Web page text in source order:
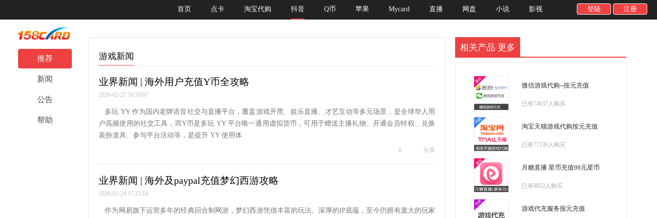
首页 点卡 淘宝代购 抖音 Q币 苹果 Mycard 直播 网盘 小说 影视 登陆 注册
推荐
新闻
公告
帮助
游戏新闻
业界新闻 | 海外用户充值Y币全攻略
2026-02-27 16:59:07
多玩 YY 作为国内老牌语音社交与直播平台，覆盖游戏开黑、娱乐直播、才艺互动等多元场景，是全球华人用
户高频使用的社交工具，而Y币是多玩 YY 平台唯一通用虚拟货币，可用于赠送主播礼物、开通会员特权、兑换
装扮道具、参与平台活动等，是提升 YY 使用体
0 分享
业界新闻 | 海外及paypal充值梦幻西游攻略
2026-02-24 17:25:14
作为网易旗下运营多年的经典回合制网游，梦幻西游凭借丰富的玩法、深厚的IP底蕴，至今仍拥有庞大的玩家
相关产品 更多
微信游戏代购--按元充值
已有74637人购买
淘宝天猫游戏代购按元充值
已有77139人购买
月糖直播 星币充值98元星币
已有8852人购买
游戏代充服务按元充值